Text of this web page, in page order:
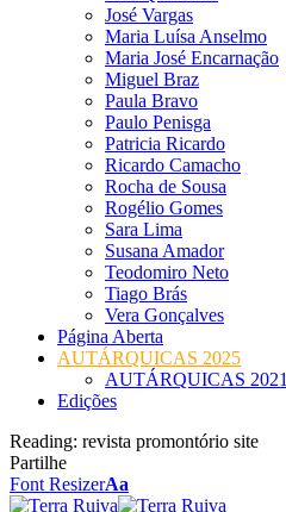
José Vargas
Maria Luísa Anselmo
Maria José Encarnação
Miguel Braz
Paula Bravo
Paulo Penisga
Patricia Ricardo
Ricardo Camacho
Rocha de Sousa
Rogélio Gomes
Sara Lima
Susana Amador
Teodomiro Neto
Tiago Brás
Vera Gonçalves
Página Aberta
AUTÁRQUICAS 2025
AUTÁRQUICAS 2021
Edições
Reading: revista promontório site
Partilhe
Font ResizerAa